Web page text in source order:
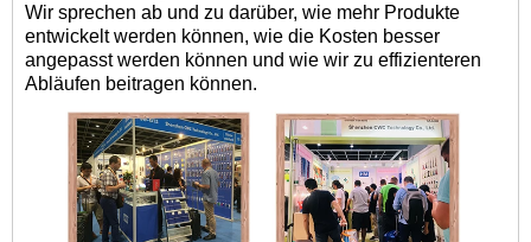
Wir sprechen ab und zu darüber, wie mehr Produkte
entwickelt werden können, wie die Kosten besser
angepasst werden können und wie wir zu effizienteren
Abläufen beitragen können.